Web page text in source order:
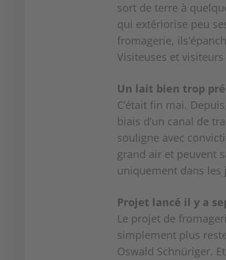
sort de terre à
qui extériorise peu
fromagerie,
Visiteuses et
Un lait bien trop
C’était fin mai.
biais d’un canal de
souligne avec
grand air et peuvent
uniquement dans
Projet lancé il y a
Le projet de
simplement plus
Oswald Schnüriger.